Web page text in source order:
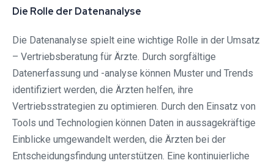
Die Rolle der Datenanalyse
Die Datenanalyse spielt eine wichtige Rolle in der Umsatz
– Vertriebsberatung für Ärzte. Durch sorgfältige
Datenerfassung und -analyse können Muster und Trends
identifiziert werden, die Ärzten helfen, ihre
Vertriebsstrategien zu optimieren. Durch den Einsatz von
Tools und Technologien können Daten in aussagekräftige
Einblicke umgewandelt werden, die Ärzten bei der
Entscheidungsfindung unterstützen. Eine kontinuierliche